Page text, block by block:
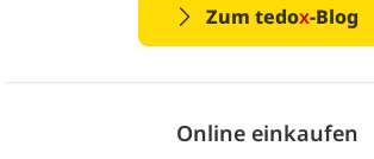
Zum tedox-Blog
Online einkaufen